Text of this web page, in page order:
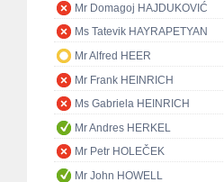
Mr Domagoj HAJDUKOVIĆ
Ms Tatevik HAYRAPETYAN
Mr Alfred HEER
Mr Frank HEINRICH
Ms Gabriela HEINRICH
Mr Andres HERKEL
Mr Petr HOLEČEK
Mr John HOWELL